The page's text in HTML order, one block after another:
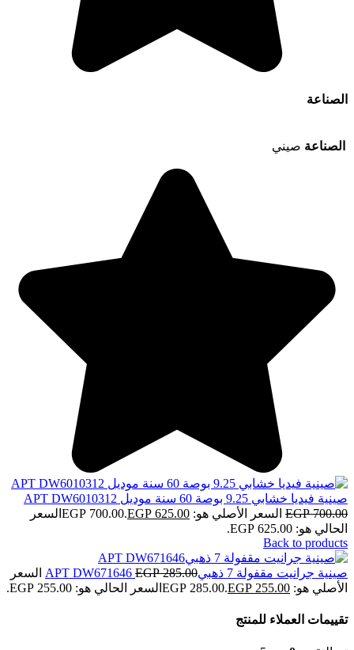
الصناعة
الصناعة صيني
صينية فيديا خشابي 9.25 بوصة 60 سنة موديل APT DW6010312
EGP700.00 السعر الأصلي هو: EGP 700.00. EGP 625.00
السعر
الحالي هو: EGP 625.00.
Back to products
صينية جرانيت مقفولة 7 ذهبيAPT DW671646 EGP285.00
السعر
الأصلي هو: EGP 285.00.
EGP 255.00 السعر الحالي هو: EGP 255.00.
تقييمات العملاء للمنتج